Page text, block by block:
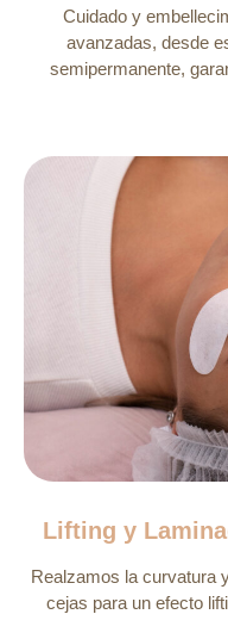
Cuidado y
avanzadas, desde
semipermanente,
Lifting y
Realzamos la curvatura
cejas para un efecto